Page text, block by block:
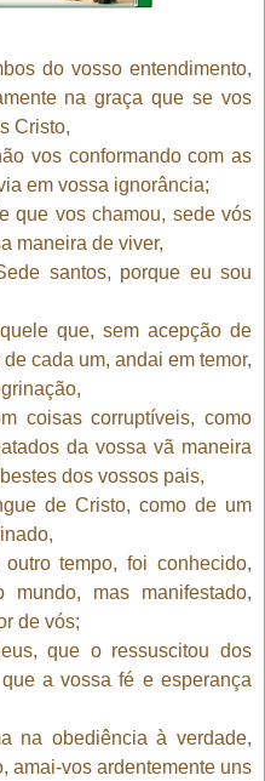
do vosso entendimento,
na graça que se vos
Cristo,
vos conformando com as
em vossa ignorância;
que vos chamou, sede vós
maneira de viver,
santos, porque eu sou
que, sem acepção de
cada um, andai em temor,
coisas corruptíveis, como
da vossa vã maneira
dos vossos pais,
de Cristo, como de um
tempo, foi conhecido,
mas manifestado,
de vós;
que o ressuscitou dos
a vossa fé e esperança
na obediência à verdade,
amai-vos ardentemente uns